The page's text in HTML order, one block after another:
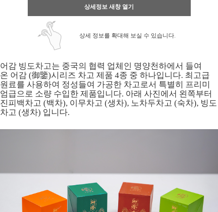
상세정보 새창 열기
상세 정보를 확대해 보실 수 있습니다.
어감 빙도차고는 중국의 협력 업체인 명양천하에서 들여
온 어감 (御鑒)시리즈 차고 제품 4종 중 하나입니다. 최고급
원료를 사용하여 정성들여 가공한 차고로서 특별히 프리미
엄급으로 소량 수입한 제품입니다. 아래 사진에서 왼쪽부터
진피백차고 (백차), 이무차고 (생차), 노차두차고 (숙차), 빙도
차고 (생차) 입니다.